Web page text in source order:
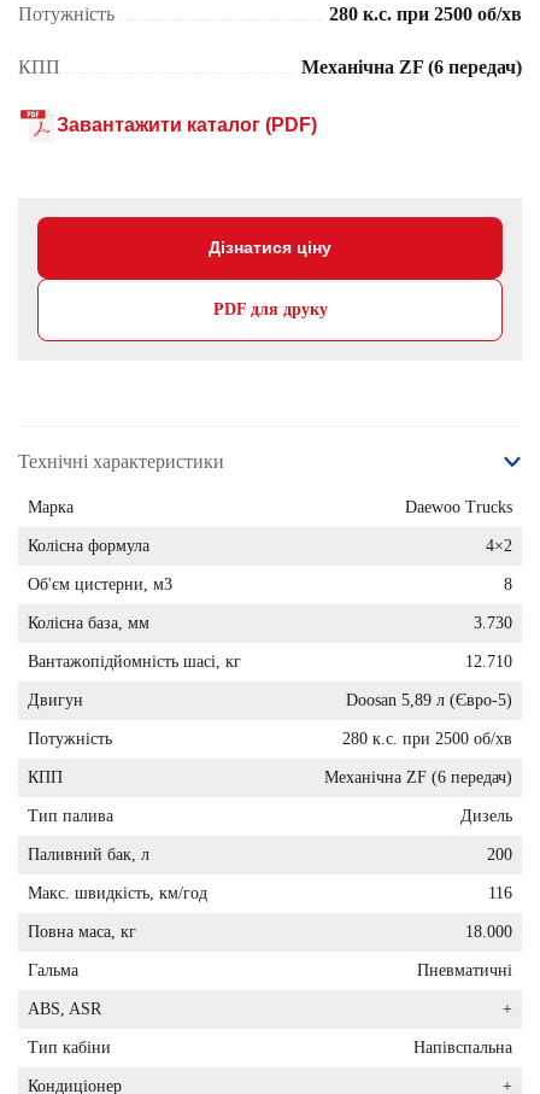
Потужність 280 к.с. при 2500 об/хв
КПП Механічна ZF (6 передач)
Завантажити каталог (PDF)
Дізнатися ціну
PDF для друку
Технічні характеристики
Марка Daewoo Trucks
Колісна формула 4×2
Об'єм цистерни, м3 8
Колісна база, мм 3.730
Вантажопідйомність шасі, кг 12.710
Двигун Doosan 5,89 л (Євро-5)
Потужність 280 к.с. при 2500 об/хв
КПП Механічна ZF (6 передач)
Тип палива Дизель
Паливний бак, л 200
Макс. швидкість, км/год 116
Повна маса, кг 18.000
Гальма Пневматичні
ABS, ASR +
Тип кабіни Напівспальна
Кондиціонер +